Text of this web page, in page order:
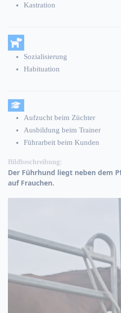
Kastration
Sozialisierung
Habituation
Aufzucht beim Züchter
Ausbildung beim Trainer
Führarbeit beim Kunden
Bildbeschreibung:
Der Führhund liegt neben dem
auf Frauchen.